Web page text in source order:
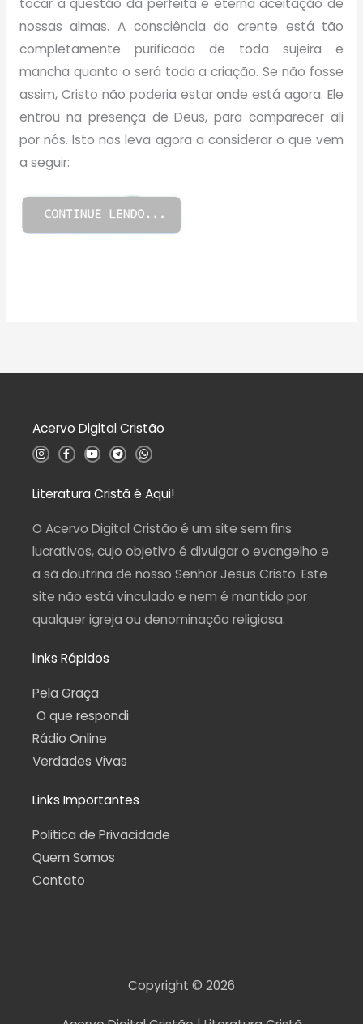
Acervo Digital Cristão
I
n
a
g
a
m
F
a
b
o
k
-
f
Y
o
u
b
T
e
g
r
m
W
h
s
a
p
Literatura Cristã é Aqui!
O Acervo Digital Cristão é um site sem fins
lucrativos, cujo objetivo é divulgar o evangelho e
a sã doutrina de nosso Senhor Jesus Cristo. Este
site não está vinculado e nem é mantido por
qualquer igreja ou denominação religiosa.
links Rápidos
Pela Graça
O que respondi
Rádio Online
Verdades Vivas
Links Importantes
Politica de Privacidade
Quem Somos
Contato
Copyright © 2026